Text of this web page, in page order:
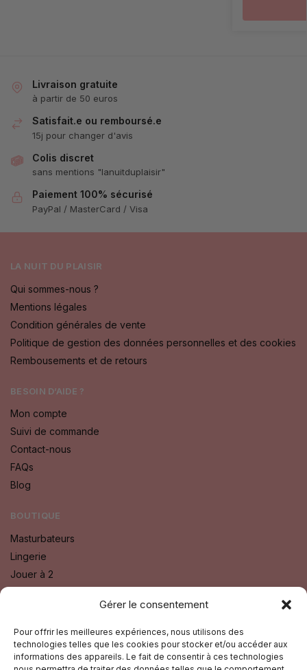
Gérer le consentement
Pour offrir les meilleures expériences, nous utilisons des
technologies telles que les cookies pour stocker et/ou accéder aux
informations des appareils. Le fait de consentir à ces technologies
Livraison gratuite
à partir de 50 euros
Satisfait.e ou remboursé.e
15j pour changer d'avis
Colis discret
sans mentions "lanuitduplaisir"
Paiement 100% sécurisé
PayPal / MasterCard / Visa
LA NUIT DU PLAISIR
Qui sommes-nous ?
Mentions légales
Condition générales de vente
Politique de gestion des données personnelles et des cookies
Rembousements et de retours
BESOIN D’AIDE ?
Mon compte
Suivi de commande
Contact-nous
FAQs
Blog
BOUTIQUE
Masturbateurs
Lingerie
Jouer à 2
Sextoys
Fétichisme SM